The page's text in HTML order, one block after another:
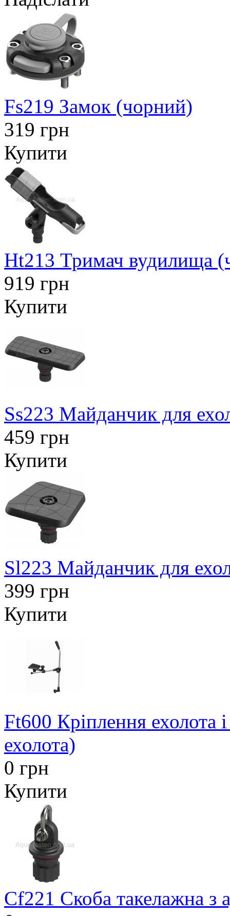
Fs219 Замок (чорний)
319 грн
Купити
Ht213 Тримач вудилища
919 грн
Купити
Ss223 Майданчик для
459 грн
Купити
Sl223 Майданчик для
399 грн
Купити
Ft600 Кріплення ехолота
ехолота)
0 грн
Купити
Cf221 Скоба такелажна з